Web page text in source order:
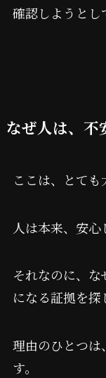
確認しようとし
なぜ人は、不
ここは、とても
人は本来、安心
それなのに、
になる証拠を探
理由のひとつは、
す。